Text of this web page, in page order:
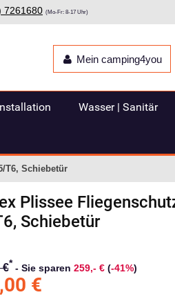
7261680 (Mo-Fr: 8-17 Uhr)
Mein camping4you
Wasser | Sanitär
T6, Schiebetür
Plissee
Schiebetür
€* - Sie sparen 259,- €(-41%)
€